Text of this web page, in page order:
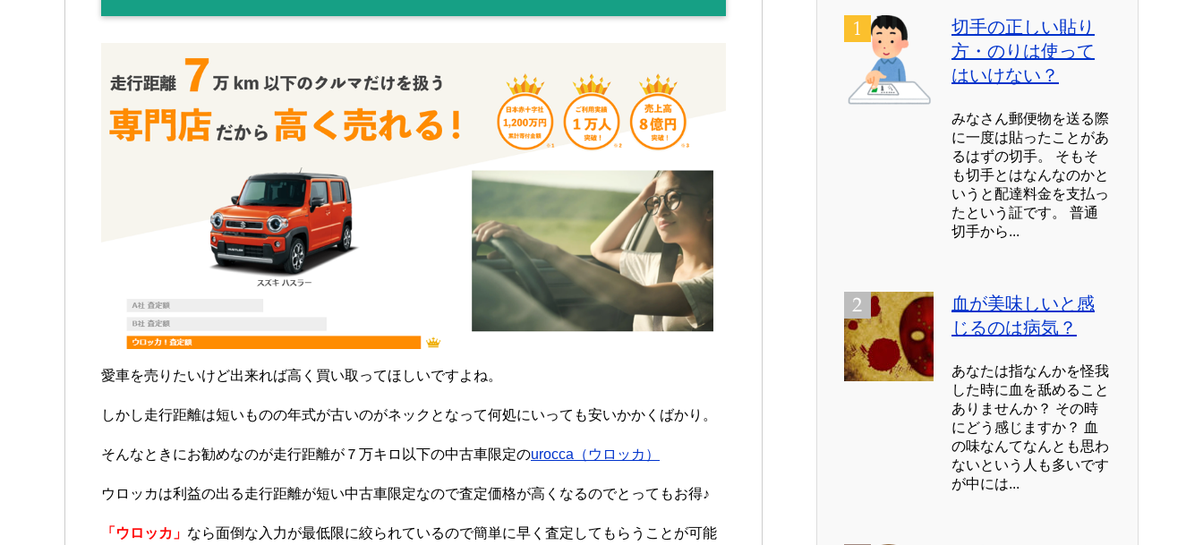
愛車を売りたいけど出来れば高く買い取ってほしいですよね。
しかし走行距離は短いものの年式が古いのがネックとなって何処にいっても安いかかくばかり。
そんなときにお勧めなのが走行距離が７万キロ以下の中古車限定のurocca（ウロッカ）
ウロッカは利益の出る走行距離が短い中古車限定なので査定価格が高くなるのでとってもお得♪
「ウロッカ」 なら面倒な入力が最低限に絞られているので簡単に早く査定してもらうことが可能
切手の正しい貼り
方・のりは使って
はいけない？
みなさん郵便物を送る際
に一度は貼ったことがあ
るはずの切手。 そもそ
も切手とはなんなのかと
いうと配達料金を支払っ
たという証です。 普通
切手から...
血が美味しいと感
じるのは病気？
あなたは指なんかを怪我
した時に血を舐めること
ありませんか？ その時
にどう感じますか？ 血
の味なんてなんとも思わ
ないという人も多いです
が中には...